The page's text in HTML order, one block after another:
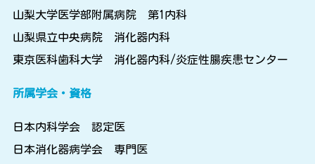
山梨大学医学部附属病院 第1内科
山梨県立中央病院 消化器内科
東京医科歯科大学 消化器内科/炎症性腸疾患センター
所属学会・資格
日本内科学会 認定医
日本消化器病学会 専門医